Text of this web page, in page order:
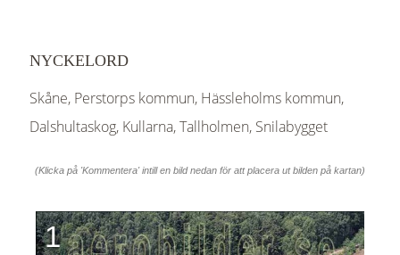
NYCKELORD
Skåne, Perstorps kommun, Hässleholms kommun,
Dalshultaskog, Kullarna, Tallholmen, Snilabygget
(Klicka på 'Kommentera' intill en bild nedan för att placera ut bilden på kartan)
1